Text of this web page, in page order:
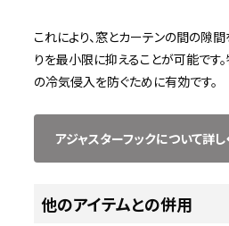
これにより、窓とカーテンの間の隙
りを最小限に抑えることが可能です
の冷気侵入を防ぐために有効です。
アジャスターフックについて詳し
他のアイテムとの併用